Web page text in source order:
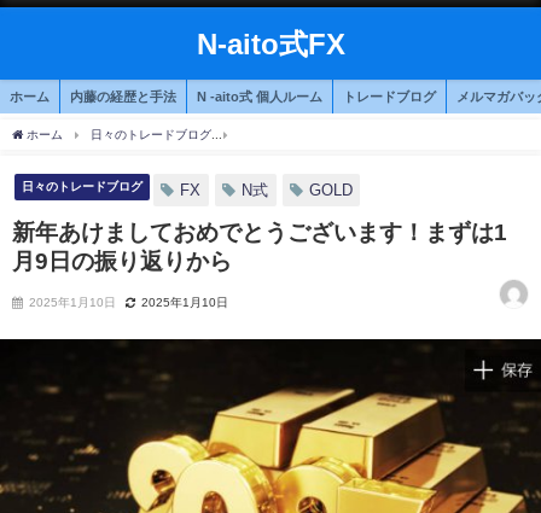
N-aito式FX
ホーム 内藤の経歴と手法 N -aito式 個人ルーム トレードブログ メルマガバ
ホーム 日々のトレードブログ
日々のトレードブログ FX N式 GOLD
新年あけましておめでとうございます！まずは1
月9日の振り返りから
2025年1月10日 2025年1月10日